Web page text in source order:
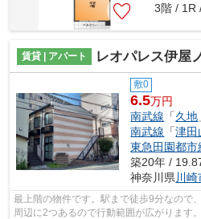
3階 / 1R
賃貸 | アパート レオパレス伊屋
敷0
6.5万円
南武線 「久地
南武線 「津田
東急田園都市
築20年 /
神奈川県 川
最上階の物件です。駅まで徒歩9分なので
周辺に2つあるので行動範囲が広がります